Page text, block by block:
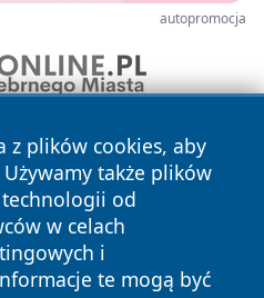
autopromocja
z plików cookies, aby
Używamy także plików
od
w celach
i
te mogą być
Wszystkie prawa